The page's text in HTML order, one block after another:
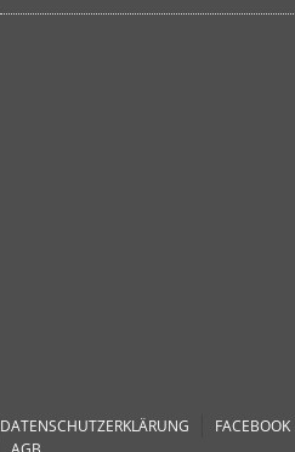
DATENSCHUTZERKLÄRUNG
FACEBOOK